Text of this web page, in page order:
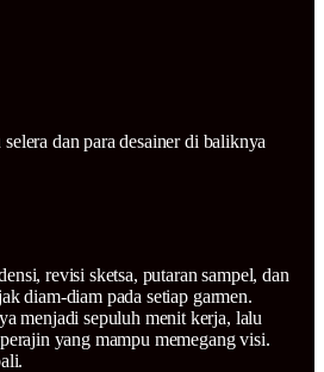
dan para desainer di baliknya
revisi sketsa, putaran sampel, dan
diam-diam pada setiap garmen.
menjadi sepuluh menit kerja, lalu
yang mampu memegang visi.